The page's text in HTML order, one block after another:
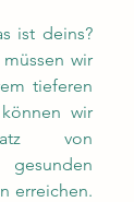
ist deins?
wir
tieferen
wir
von
erreichen.